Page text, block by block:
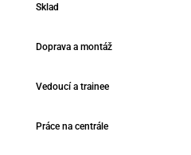
Sklad
Doprava a montáž
Vedoucí a trainee
Práce na centrále